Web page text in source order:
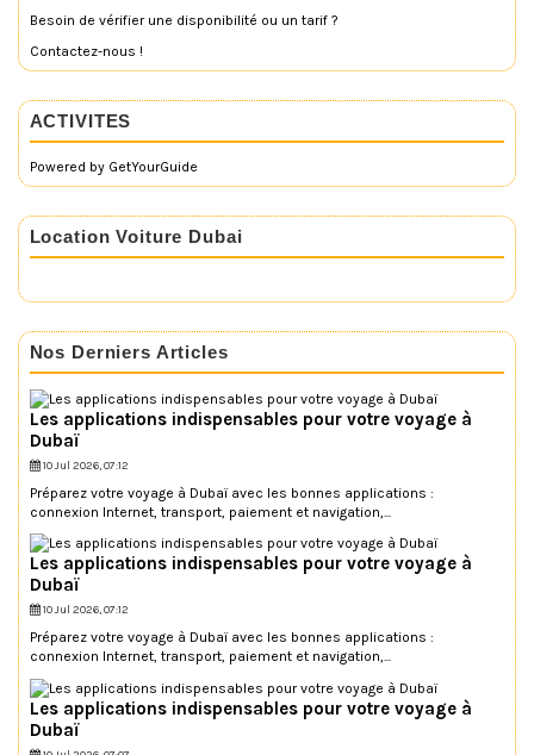
Besoin de vérifier une disponibilité ou un tarif ?
Contactez-nous !
ACTIVITES
Powered by GetYourGuide
Location Voiture Dubai
Nos Derniers Articles
Les applications indispensables pour votre voyage à
Dubaï
10 Jul 2026, 07:12
Préparez votre voyage à Dubaï avec les bonnes applications :
connexion Internet, transport, paiement et navigation,...
Les applications indispensables pour votre voyage à
Dubaï
10 Jul 2026, 07:12
Préparez votre voyage à Dubaï avec les bonnes applications :
connexion Internet, transport, paiement et navigation,...
Les applications indispensables pour votre voyage à
Dubaï